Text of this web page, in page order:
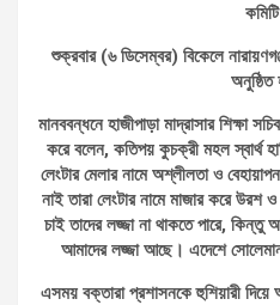
শুক্রবার (৬ ডিসেম্বর) বিকেলে
মানববন্ধনে হাজীপাড়া মাদ্রাসার শিক্ষা
করে বলেন, কতিপয় কুচক্রী মহল স্বার্থ
লেংটার মেলার নামে অশ্লীলতা ও
নাই তারা লেংটার নামে মাজার করে উরশ
চাই তাদের লজ্জা না থাকতে পারে,
আমাদের লজ্জা আছে। এদেশে সোলেমান
এসময় বক্তারা প্রশাসনকে হুশিয়ারী